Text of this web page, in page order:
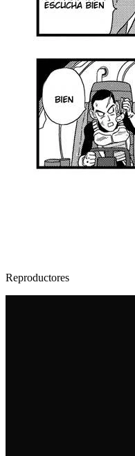
Reproductores